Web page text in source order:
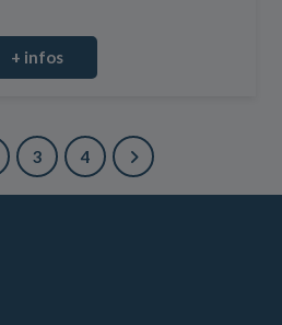
+ infos
3 4